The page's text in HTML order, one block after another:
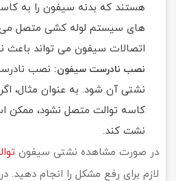
هستند که بدنه سیفون را به
های سیستم لوله کشی متصل می
اتصالات سیفون می تواند
نصب نادرست سیفون: نصب
نشتی آن شود. به عنوان مثال،
کاسه توالت متصل نشود، ممکن
نشت کند.
در صورت مشاهده نشتی سیفون
لازم برای رفع مشکل را انجام دهید.